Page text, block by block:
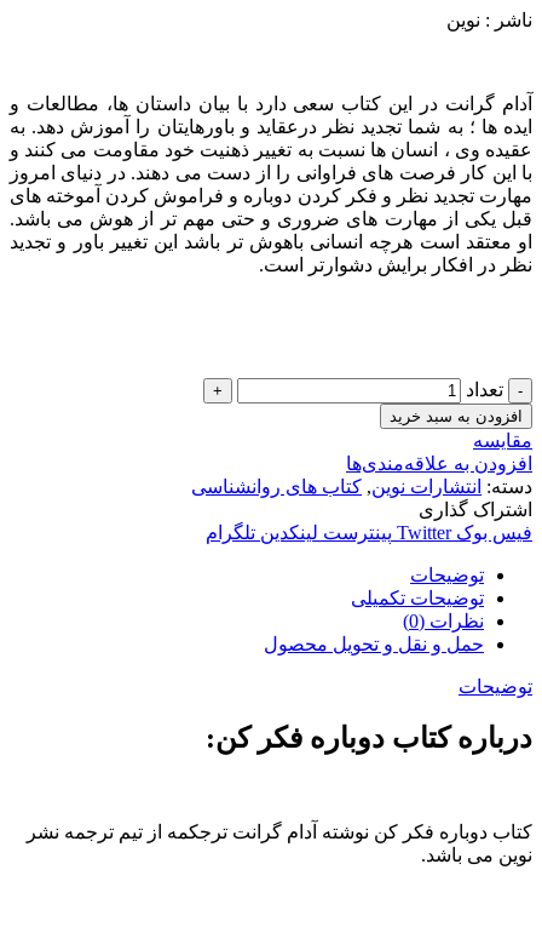
ناشر : نوین
آدام گرانت در این کتاب سعی دارد با بیان داستان ها، مطالعات و
ایده ها ؛ به شما تجدید نظر درعقاید و باورهایتان را آموزش دهد. به
عقیده وی ، انسان ها نسبت به تغییر ذهنیت خود مقاومت می کنند و
با این کار فرصت های فراوانی را از دست می دهند. در دنیای امروز
مهارت تجدید نظر و فکر کردن دوباره و فراموش کردن آموخته های
قبل یکی از مهارت های ضروری و حتی مهم تر از هوش می باشد.
او معتقد است هرچه انسانی باهوش تر باشد این تغییر باور و تجدید
نظر در افکار برایش دشوارتر است.
تعداد
افزودن به سبد خرید
مقایسه
افزودن به علاقه‌مندی‌ها
دسته: انتشارات نوین, کتاب های روانشناسی
اشتراک گذاری
فیس بوک Twitter پینترست لینکدین تلگرام
توضیحات
توضیحات تکمیلی
نظرات (0)
حمل و نقل و تحویل محصول
توضیحات
درباره کتاب دوباره فکر کن:
کتاب دوباره فکر کن نوشته آدام گرانت ترجکمه از تیم ترجمه نشر
نوین می باشد.